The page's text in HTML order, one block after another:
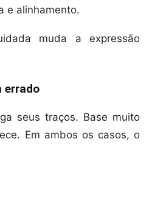
e alinhamento.
muda a expressão
errado
seus traços. Base muito
Em ambos os casos, o